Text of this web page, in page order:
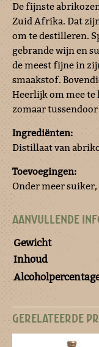
De fijnste
Zuid Afrika. Dat
om te destilleren.
gebrande wijn en
de meest fijne in
smaakstof.
Heerlijk om mee te
zomaar tussendoor
Ingrediënten:
Distillaat van
Toevoegingen:
Onder meer
AANVULLENDE
Gewicht
Inhoud
GERELATEERDE